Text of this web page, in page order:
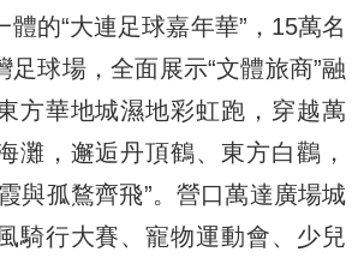
體的“大連足球嘉年華”，15萬名
足球場，全面展示“文體旅商”融
方華地城濕地彩虹跑，穿越萬
灘，邂逅丹頂鶴、東方白鸛，
與孤鶩齊飛”。營口萬達廣場城
騎行大賽、寵物運動會、少兒